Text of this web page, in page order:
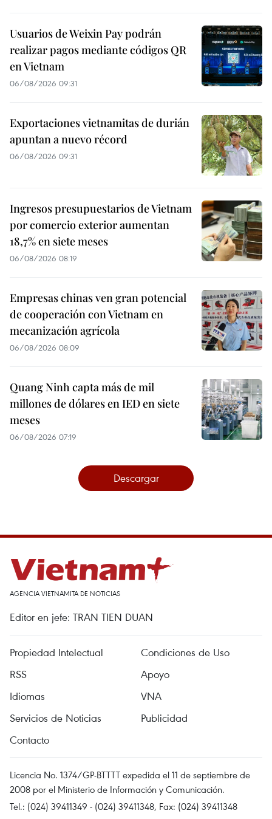
Usuarios de Weixin Pay podrán
realizar pagos mediante códigos QR
en Vietnam
06/08/2026 09:31
Exportaciones vietnamitas de durián
apuntan a nuevo récord
06/08/2026 09:31
Ingresos presupuestarios de Vietnam
por comercio exterior aumentan
18,7% en siete meses
06/08/2026 08:19
Empresas chinas ven gran potencial
de cooperación con Vietnam en
mecanización agrícola
06/08/2026 08:09
Quang Ninh capta más de mil
millones de dólares en IED en siete
meses
06/08/2026 07:19
Descargar
AGENCIA VIETNAMITA DE NOTICIAS
Editor en jefe: TRAN TIEN DUAN
Propiedad Intelectual
Condiciones de Uso
RSS
Apoyo
Idiomas
VNA
Servicios de Noticias
Publicidad
Contacto
Licencia No. 1374/GP-BTTTT expedida el 11 de septiembre de
2008 por el Ministerio de Información y Comunicación.
Tel.: (024) 39411349 - (024) 39411348, Fax: (024) 39411348